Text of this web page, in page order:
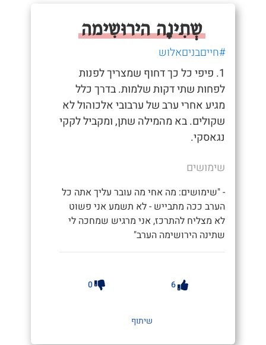
שְתִינָה הירוּשִימה
#חייםבניםאלוש
1. פיפי כל כך דחוף שמצריך לפנות
לפחות שתי דקות שלמות. בדרך כלל
מגיע אחרי ערב של ערבובי אלכוהול לא
שקולים. בא מהמילה שתן, ומקביל לקקי
נגאסקי.
שימושים
- "שימושים: מה אחי מה עובר עליך אתה כל
הערב ככה מתבייש - לא תשמע אני פשוט
לא מצליח להתרכז, אני מרגיש שמחכה לי
שתינה הירושימה הערב"
6
0
שיתוף